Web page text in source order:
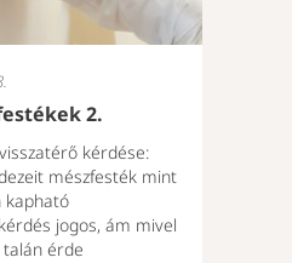
2.
kérdése:
mészfesték mint
kapható
jogos, ám mivel
érde